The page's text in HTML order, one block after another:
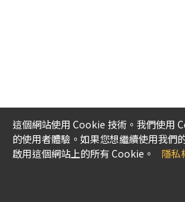
這個網站使用 Cookie 技術。我們使用
的使用者體驗。如果您想繼續使用我們
啟用這個網站上的所有 Cookie。
隱私